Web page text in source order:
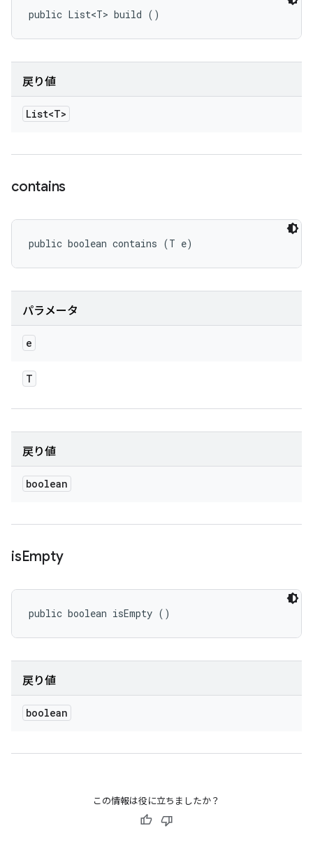
public List<T> build ()
戻り値
List<T>
contains
public boolean contains (T e)
パラメータ
e
T
戻り値
boolean
isEmpty
public boolean isEmpty ()
戻り値
boolean
この情報は役に立ちましたか？